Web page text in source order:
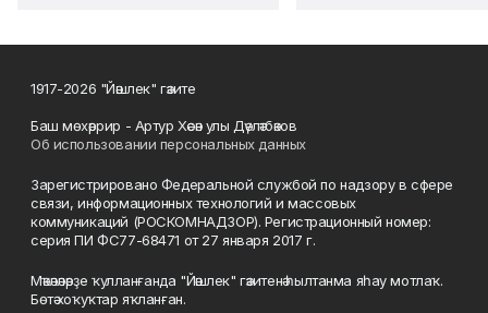
1917-2026 "Йәшлек" гәзите
Баш мөхәррир - Артур Хәсән улы Дәүләтбәков
Об использовании персональных данных
Зарегистрировано Федеральной службой по надзору в сфере
связи, информационных технологий и массовых
коммуникаций (РОСКОМНАДЗОР). Регистрационный номер:
серия ПИ ФС77-68471 от 27 января 2017 г.
Мәҡәләләрҙе ҡулланғанда "Йәшлек" гәзитенә һылтанма яһау мотлаҡ.
Бөтә хоҡуҡтар яҡланған.